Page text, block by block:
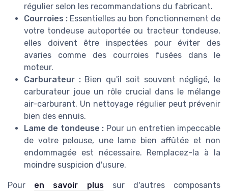
régulier selon les recommandations du fabricant.
Courroies : Essentielles au bon fonctionnement de
votre tondeuse autoportée ou tracteur tondeuse,
elles doivent être inspectées pour éviter des
avaries comme des courroies fusées dans le
moteur.
Carburateur :Bien qu'il soit souvent négligé, le
carburateur joue un rôle crucial dans le mélange
air-carburant. Un nettoyage régulier peut prévenir
bien des ennuis.
Lame de tondeuse : Pour un entretien impeccable
de votre pelouse, une lame bien affûtée et non
endommagée est nécessaire. Remplacez-la à la
moindre suspicion d'usure.
Pour en savoir plussur d'autres composants